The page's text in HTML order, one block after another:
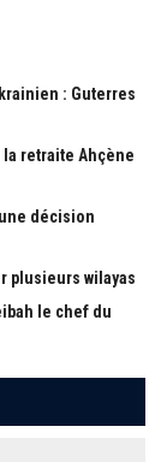
: Guterres
la retraite Ahçène
décision
plusieurs wilayas
le chef du